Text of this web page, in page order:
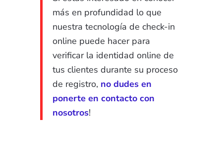
más en profundidad lo que
nuestra tecnología de check-in
online puede hacer para
verificar la identidad online de
tus clientes durante su proceso
de registro, no dudes en
ponerte en contacto con
nosotros!